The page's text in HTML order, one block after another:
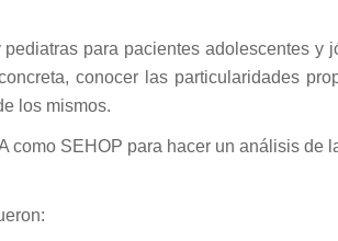
para pacientes adolescentes y
conocer las particularidades
los mismos.
como SEHOP para hacer un análisis de